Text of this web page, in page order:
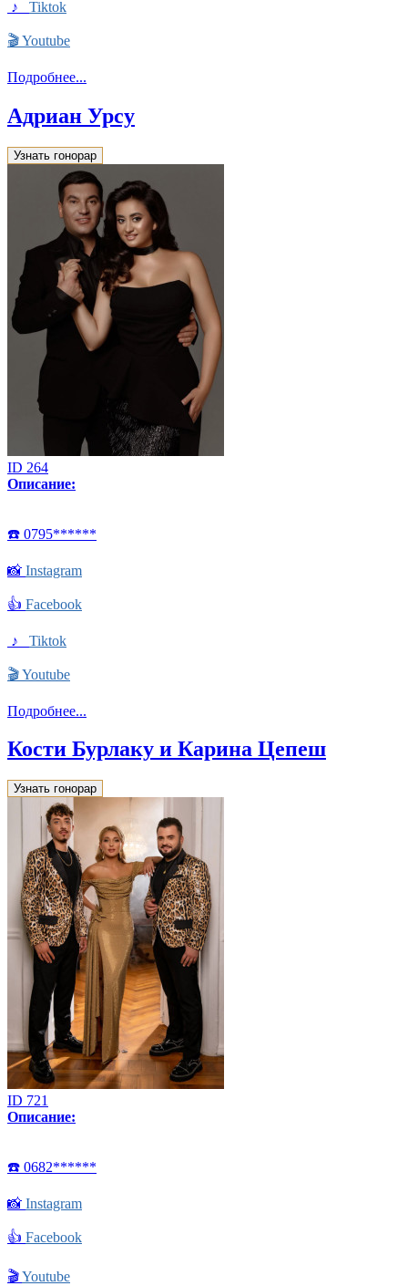
♪ Tiktok
🎬Youtube
Подробнее...
Адриан Урсу
Узнать гонорар
ID 264
Описание:
☎️ 0795******
📸 Instagram
👍 Facebook
♪ Tiktok
🎬Youtube
Подробнее...
Кости Бурлаку и Карина Цепеш
Узнать гонорар
ID 721
Описание:
☎️ 0682******
📸 Instagram
👍 Facebook
🎬Youtube